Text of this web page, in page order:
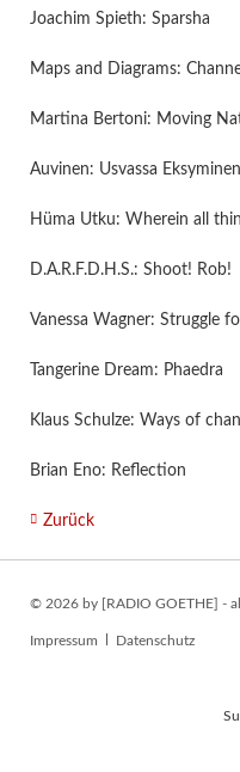
Joachim Spieth: Sparsha
Maps and Diagrams:
Martina Bertoni: Moving
Auvinen: Usvassa Eksyminen
Hüma Utku: Wherein all
D.A.R.F.D.H.S.: Shoot! Rob!
Vanessa Wagner: Struggle
Tangerine Dream: Phaedra
Klaus Schulze: Ways of
Brian Eno: Reflection
Zurück
© 2026 by [RADIO GOETHE] -
Navigation
Impressum Datenschutz